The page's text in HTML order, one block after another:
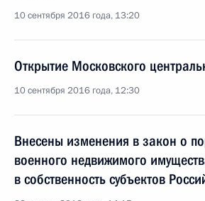
10 сентября 2016 года, 13:20
Открытие Московского
10 сентября 2016 года, 12:30
Внесены изменения в закон о
военного недвижимого
в собственность субъектов